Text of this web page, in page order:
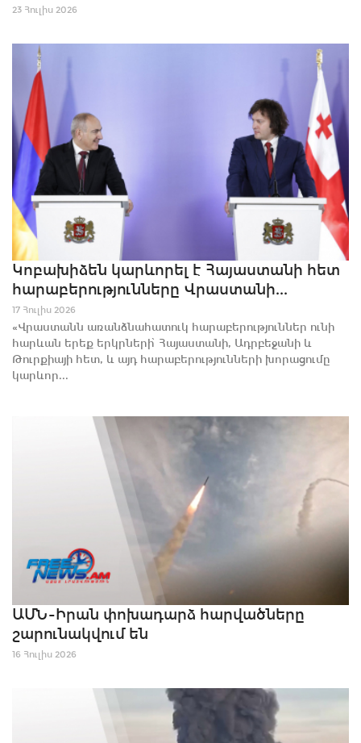
23 Հուլիս 2026
Կոբախիձեն կարևորել է Հայաստանի հետ
հարաբերությունները Վրաստանի...
17 Հուլիս 2026
«Վրաստանն առանձնահատուկ հարաբերություններ ունի
հարևան երեք երկրների՝ Հայաստանի, Ադրբեջանի և
Թուրքիայի հետ, և այդ հարաբերությունների խորացումը
կարևոր...
ԱՄՆ-Իրան փոխադարձ հարվածները
շարունակվում են
16 Հուլիս 2026